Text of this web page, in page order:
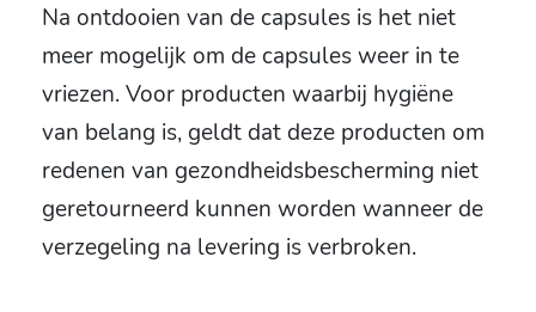
Na ontdooien van de capsules is het niet
meer mogelijk om de capsules weer in te
vriezen. Voor producten waarbij hygiëne
van belang is, geldt dat deze producten om
redenen van gezondheidsbescherming niet
geretourneerd kunnen worden wanneer de
verzegeling na levering is verbroken.